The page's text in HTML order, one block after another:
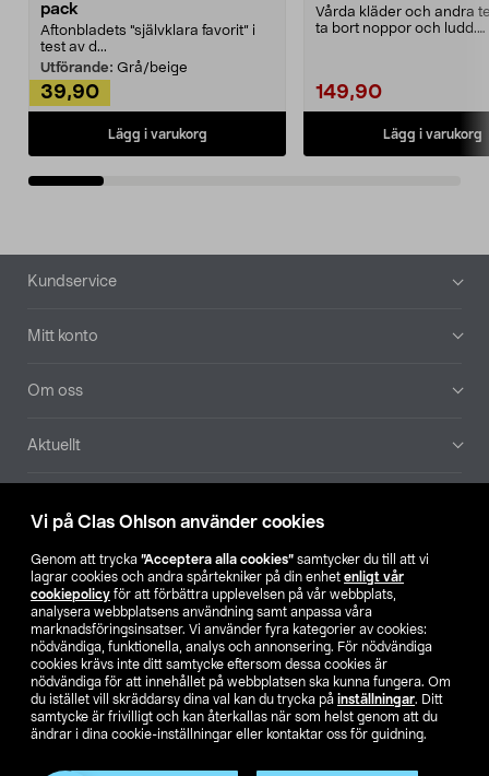
Vi på Clas Ohlson använder cookies
Genom att trycka ”Acceptera alla cookies” samtycker du till att vi
lagrar cookies och andra spårtekniker på din enhet enligt vår
cookiepolicy för att förbättra upplevelsen på vår webbplats,
analysera webbplatsens användning samt anpassa våra
marknadsföringsinsatser. Vi använder fyra kategorier av cookies:
nödvändiga, funktionella, analys och annonsering. För nödvändiga
cookies krävs inte ditt samtycke eftersom dessa cookies är
nödvändiga för att innehållet på webbplatsen ska kunna fungera. Om
du istället vill skräddarsy dina val kan du trycka på inställningar. Ditt
samtycke är frivilligt och kan återkallas när som helst genom att du
ändrar i dina cookie-inställningar eller kontaktar oss för guidning.
pack
Aftonbladets "självklara favorit” i
test av d...
Utförande: Grå/beige
39,90
Lägg i varukorg
Vårda kläder och andra
ta bort noppor och ludd.
149,90
Lägg i varukorg
Sidfot
Kundservice
Mitt konto
Om oss
Aktuellt
Hitta butik
SE NO FI